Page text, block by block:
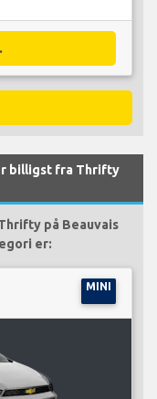
billigst fra Thrifty
på Beauvais
er:
MINI